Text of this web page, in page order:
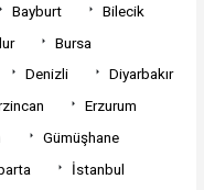
Bayburt
Bilecik
Bursa
Denizli
Diyarbakır
Erzurum
Gümüşhane
İstanbul